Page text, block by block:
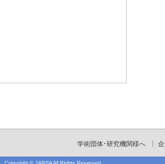
学術団体･研究機関様へ